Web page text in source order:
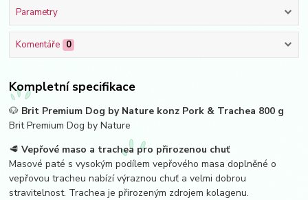
Parametry
Komentáře 0
Kompletní specifikace
🐶 Brit Premium Dog by Nature konz Pork & Trachea 800 g
Brit Premium Dog by Nature
🥩Vepřové maso a trachea pro přirozenou chuť
Masové paté s vysokým podílem vepřového masa doplněné o
vepřovou tracheu nabízí výraznou chuť a velmi dobrou
stravitelnost. Trachea je přirozeným zdrojem kolagenu.